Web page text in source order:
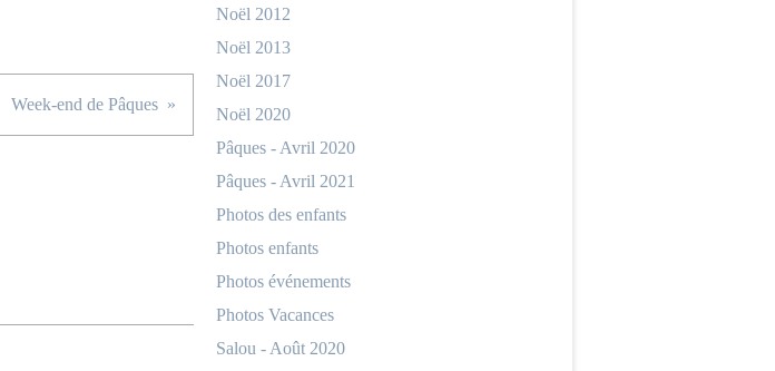
Week-end de Pâques
Noël 2012
Noël 2013
Noël 2017
Noël 2020
Pâques - Avril 2020
Pâques - Avril 2021
Photos des enfants
Photos enfants
Photos événements
Photos Vacances
Salou - Août 2020